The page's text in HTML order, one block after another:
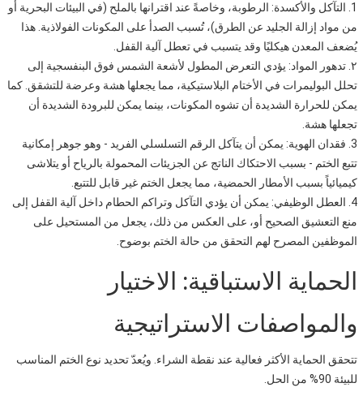
1. التآكل والأكسدة: الرطوبة، وخاصةً عند اقترانها بالملح (في البيئات البحرية أو
من مواد إزالة الجليد عن الطرق)، تُسبب الصدأ على المكونات الفولاذية. هذا
يُضعف المعدن هيكليًا وقد يتسبب في تعطل آلية القفل.
٢. تدهور المواد: يؤدي التعرض المطول لأشعة الشمس فوق البنفسجية إلى
تحلل البوليمرات في الأختام البلاستيكية، مما يجعلها هشة وعرضة للتشقق. كما
يمكن للحرارة الشديدة أن تشوه المكونات، بينما يمكن للبرودة الشديدة أن
تجعلها هشة.
3. فقدان الهوية: يمكن أن يتآكل الرقم التسلسلي الفريد - وهو جوهر إمكانية
تتبع الختم - بسبب الاحتكاك الناتج عن الجزيئات المحمولة بالرياح أو يتلاشى
كيميائياً بسبب الأمطار الحمضية، مما يجعل الختم غير قابل للتتبع.
4. العطل الوظيفي: يمكن أن يؤدي التآكل وتراكم الحطام داخل آلية القفل إلى
منع التعشيق الصحيح أو، على العكس من ذلك، يجعل من المستحيل على
الموظفين المصرح لهم التحقق من حالة الختم بوضوح.
الحماية الاستباقية: الاختيار
والمواصفات الاستراتيجية
تتحقق الحماية الأكثر فعالية عند نقطة الشراء. ويُعدّ تحديد نوع الختم المناسب
للبيئة 90% من الحل.